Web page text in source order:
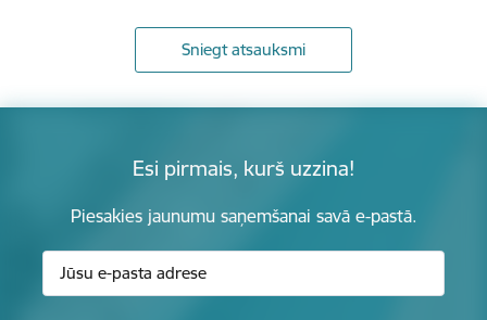
Sniegt atsauksmi
Esi pirmais, kurš uzzina!
Piesakies jaunumu saņemšanai savā e-pastā.